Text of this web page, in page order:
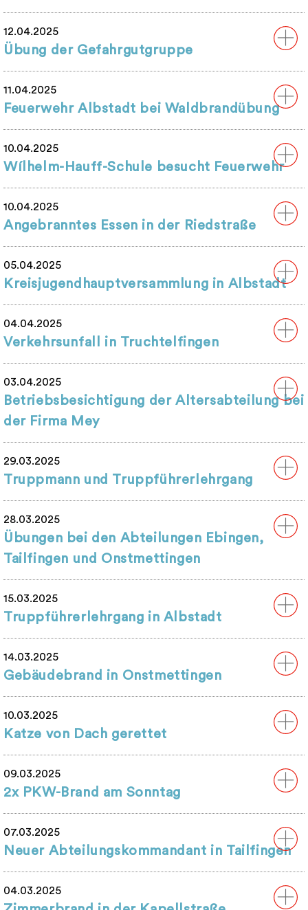
12.04.2025
Übung der Gefahrgutgruppe
11.04.2025
Feuerwehr Albstadt bei Waldbrandübung
10.04.2025
Wílhelm-Hauff-Schule besucht Feuerwehr
10.04.2025
Angebranntes Essen in der Riedstraße
05.04.2025
Kreisjugendhauptversammlung in Albstadt
04.04.2025
Verkehrsunfall in Truchtelfingen
03.04.2025
Betriebsbesichtigung der Altersabteilung bei
der Firma Mey
29.03.2025
Truppmann und Truppführerlehrgang
28.03.2025
Übungen bei den Abteilungen Ebingen,
Tailfingen und Onstmettingen
15.03.2025
Truppführerlehrgang in Albstadt
14.03.2025
Gebäudebrand in Onstmettingen
10.03.2025
Katze von Dach gerettet
09.03.2025
2x PKW-Brand am Sonntag
07.03.2025
Neuer Abteilungskommandant in Tailfingen
04.03.2025